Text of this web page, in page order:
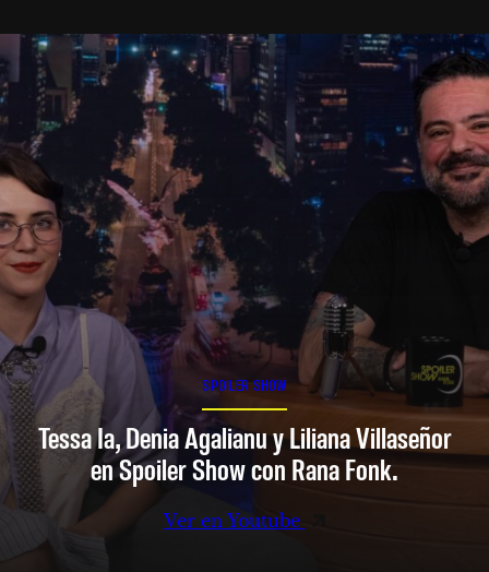
SPOILER SHOW
Tessa Ia, Denia Agalianu y Liliana Villaseñor
en Spoiler Show con Rana Fonk.
Ver en Youtube